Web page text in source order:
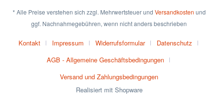
* Alle Preise verstehen sich zzgl. Mehrwertsteuer und Versandkosten und
ggf. Nachnahmegebühren, wenn nicht anders beschrieben
Kontakt Impressum Widerrufsformular
Datenschutz
AGB - Allgemeine Geschäftsbedingungen
Versand und Zahlungsbedingungen
Realisiert mit Shopware